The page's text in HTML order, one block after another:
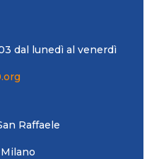
dal lunedì al venerdì
Raffaele